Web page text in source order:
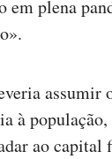
plena
assumir
à
ao capital